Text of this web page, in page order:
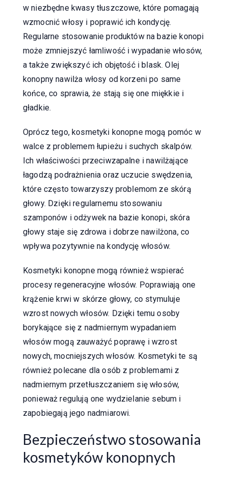
w niezbędne kwasy tłuszczowe, które pomagają
wzmocnić włosy i poprawić ich kondycję.
Regularne stosowanie produktów na bazie konopi
może zmniejszyć łamliwość i wypadanie włosów,
a także zwiększyć ich objętość i blask. Olej
konopny nawilża włosy od korzeni po same
końce, co sprawia, że stają się one miękkie i
gładkie.
Oprócz tego, kosmetyki konopne mogą pomóc w
walce z problemem łupieżu i suchych skalpów.
Ich właściwości przeciwzapalne i nawilżające
łagodzą podrażnienia oraz uczucie swędzenia,
które często towarzyszy problemom ze skórą
głowy. Dzięki regularnemu stosowaniu
szamponów i odżywek na bazie konopi, skóra
głowy staje się zdrowa i dobrze nawilżona, co
wpływa pozytywnie na kondycję włosów.
Kosmetyki konopne mogą również wspierać
procesy regeneracyjne włosów. Poprawiają one
krążenie krwi w skórze głowy, co stymuluje
wzrost nowych włosów. Dzięki temu osoby
borykające się z nadmiernym wypadaniem
włosów mogą zauważyć poprawę i wzrost
nowych, mocniejszych włosów. Kosmetyki te są
również polecane dla osób z problemami z
nadmiernym przetłuszczaniem się włosów,
ponieważ regulują one wydzielanie sebum i
zapobiegają jego nadmiarowi.
Bezpieczeństwo stosowania
kosmetyków konopnych